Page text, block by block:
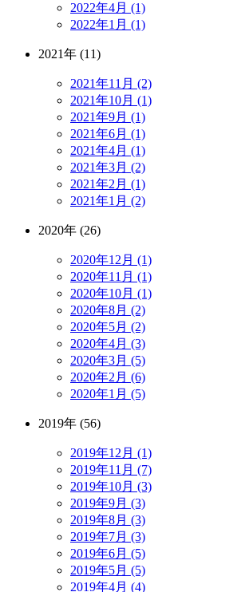
2022年4月 (1)
2022年1月 (1)
2021年 (11)
2021年11月 (2)
2021年10月 (1)
2021年9月 (1)
2021年6月 (1)
2021年4月 (1)
2021年3月 (2)
2021年2月 (1)
2021年1月 (2)
2020年 (26)
2020年12月 (1)
2020年11月 (1)
2020年10月 (1)
2020年8月 (2)
2020年5月 (2)
2020年4月 (3)
2020年3月 (5)
2020年2月 (6)
2020年1月 (5)
2019年 (56)
2019年12月 (1)
2019年11月 (7)
2019年10月 (3)
2019年9月 (3)
2019年8月 (3)
2019年7月 (3)
2019年6月 (5)
2019年5月 (5)
2019年4月 (4)